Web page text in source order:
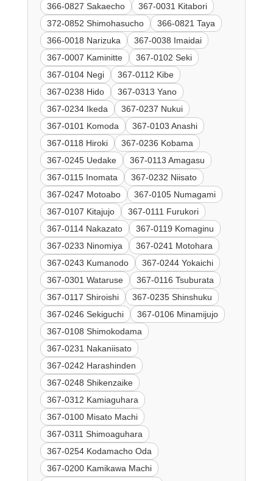
366-0827 Sakaecho
367-0031 Kitabori
372-0852 Shimohasucho
366-0821 Taya
366-0018 Narizuka
367-0038 Imaidai
367-0007 Kaminitte
367-0102 Seki
367-0104 Negi
367-0112 Kibe
367-0238 Hido
367-0313 Yano
367-0234 Ikeda
367-0237 Nukui
367-0101 Komoda
367-0103 Anashi
367-0118 Hiroki
367-0236 Kobama
367-0245 Uedake
367-0113 Amagasu
367-0115 Inomata
367-0232 Niisato
367-0247 Motoabo
367-0105 Numagami
367-0107 Kitajujo
367-0111 Furukori
367-0114 Nakazato
367-0119 Komaginu
367-0233 Ninomiya
367-0241 Motohara
367-0243 Kumanodo
367-0244 Yokaichi
367-0301 Wataruse
367-0116 Tsuburata
367-0117 Shiroishi
367-0235 Shinshuku
367-0246 Sekiguchi
367-0106 Minamijujo
367-0108 Shimokodama
367-0231 Nakaniisato
367-0242 Harashinden
367-0248 Shikenzaike
367-0312 Kamiaguhara
367-0100 Misato Machi
367-0311 Shimoaguhara
367-0254 Kodamacho Oda
367-0200 Kamikawa Machi